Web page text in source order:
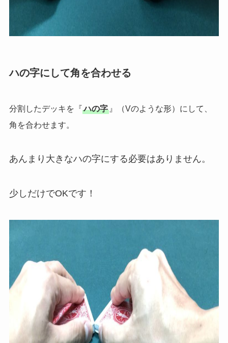
ハの字にして角を合わせる
分割したデッキを『ハの字』（Vのような形）にして、
角を合わせます。
あんまり大きなハの字にする必要はありません。
少しだけでOKです！